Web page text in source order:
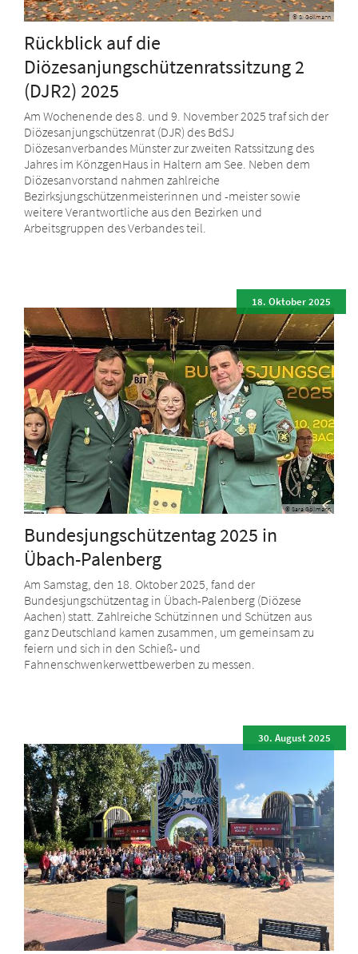
© S. Göllmann
Rückblick auf die
Diözesanjungschützenratssitzung 2
(DJR2) 2025
Am Wochenende des 8. und 9. November 2025 traf sich der
Diözesanjungschützenrat (DJR) des BdSJ
Diözesanverbandes Münster zur zweiten Ratssitzung des
Jahres im KönzgenHaus in Haltern am See. Neben dem
Diözesanvorstand nahmen zahlreiche
Bezirksjungschützenmeisterinnen und -meister sowie
weitere Verantwortliche aus den Bezirken und
Arbeitsgruppen des Verbandes teil.
© Sara Göllmann
Bundesjungschützentag 2025 in
Übach-Palenberg
18. Oktober 2025
Am Samstag, den 18. Oktober 2025, fand der
Bundesjungschützentag in Übach-Palenberg (Diözese
Aachen) statt. Zahlreiche Schützinnen und Schützen aus
ganz Deutschland kamen zusammen, um gemeinsam zu
feiern und sich in den Schieß- und
Fahnenschwenkerwettbewerben zu messen.
30. August 2025